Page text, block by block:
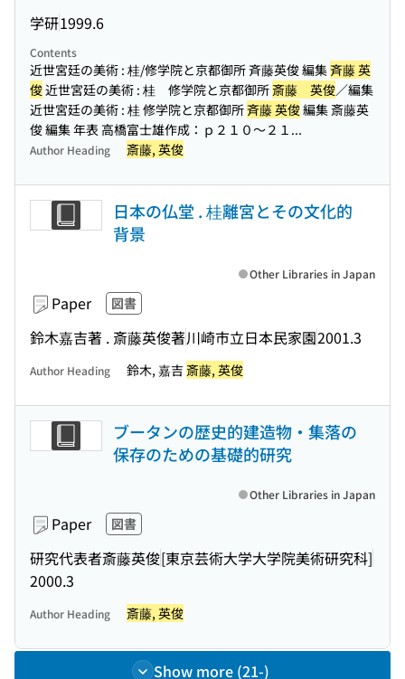
学研1999.6
Contents
近世宮廷の美術 : 桂/修学院と京都御所 斉藤英俊 編集斉藤 英
俊近世宮廷の美術 : 桂 修学院と京都御所 斎藤 英俊／編集
近世宮廷の美術 : 桂 修学院と京都御所斉藤 英俊編集 斎藤英
俊 編集 年表 高橋富士雄作成：ｐ２１０〜２１...
Author Heading 斎藤, 英俊
日本の仏堂 . 桂離宮とその文化的
背景
Paper 図書
鈴木嘉吉著 . 斎藤英俊著川崎市立日本民家園2001.3
Other Libraries in Japan
Author Heading 鈴木, 嘉吉 斎藤, 英俊
ブータンの歴史的建造物・集落の
保存のための基礎的研究
Paper 図書
研究代表者斎藤英俊[東京芸術大学大学院美術研究科]
2000.3
Other Libraries in Japan
Author Heading 斎藤, 英俊
Show more (21-)